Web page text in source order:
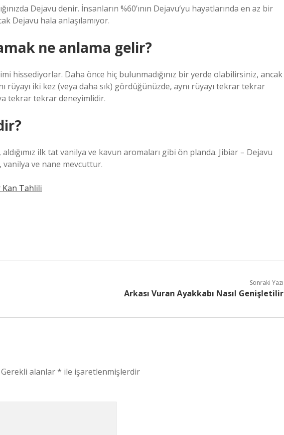
Dejavu denir. İnsanların %60’ının Dejavu’yu hayatlarında en az bir
Dejavu hala anlaşılamıyor.
ne anlama gelir?
hissediyorlar. Daha önce hiç bulunmadığınız bir yerde olabilirsiniz, ancak
rüyayı iki kez (veya daha sık) gördüğünüzde, aynı rüyayı tekrar tekrar
tekrar tekrar deneyimlidir.
ilk tat vanilya ve kavun aromaları gibi ön planda. Jibiar – Dejavu
ve nane mevcuttur.
Tahlili
Sonraki Yazı
Arkası Vuran Ayakkabı Nasıl Genişletilir
Gerekli alanlar* ile işaretlenmişlerdir